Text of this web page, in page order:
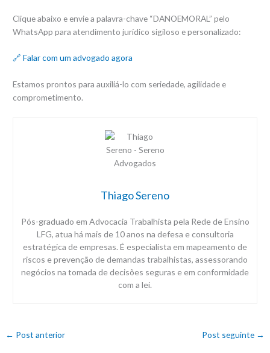
Clique abaixo e envie a palavra-chave “DANOEMORAL” pelo
WhatsApp para atendimento jurídico sigiloso e personalizado:
🔗 Falar com um advogado agora
Estamos prontos para auxiliá-lo com seriedade, agilidade e
comprometimento.
Thiago Sereno
Pós-graduado em Advocacia Trabalhista pela Rede de Ensino
LFG, atua há mais de 10 anos na defesa e consultoria
estratégica de empresas. É especialista em mapeamento de
riscos e prevenção de demandas trabalhistas, assessorando
negócios na tomada de decisões seguras e em conformidade
com a lei.
← Post anterior Post seguinte →